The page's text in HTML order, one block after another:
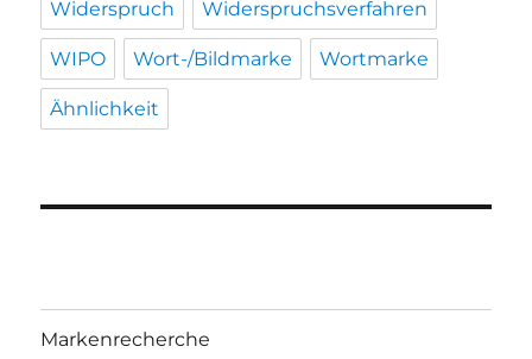
Widerspruch Widerspruchsverfahren
WIPO Wort-/Bildmarke Wortmarke
Ähnlichkeit
Markenrecherche